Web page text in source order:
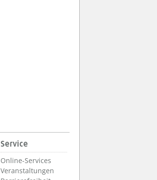
Service
Online-Services
Veranstaltungen